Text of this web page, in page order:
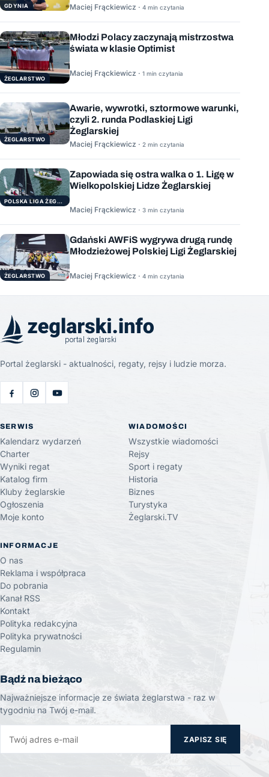
GDYNIA Maciej Frąckiewicz · 4 min czytania
ŻEGLARSTWO
Młodzi Polacy zaczynają mistrzostwa
świata w klasie Optimist
Maciej Frąckiewicz · 1 min czytania
ŻEGLARSTWO
Awarie, wywrotki, sztormowe warunki,
czyli 2. runda Podlaskiej Ligi
Żeglarskiej
Maciej Frąckiewicz · 2 min czytania
POLSKA LIGA ŻEGLARSKA
Zapowiada się ostra walka o 1. Ligę w
Wielkopolskiej Lidze Żeglarskiej
Maciej Frąckiewicz · 3 min czytania
ŻEGLARSTWO
Gdański AWFiS wygrywa drugą rundę
Młodzieżowej Polskiej Ligi Żeglarskiej
Maciej Frąckiewicz · 4 min czytania
Portal żeglarski - aktualności, regaty, rejsy i ludzie morza.
SERWIS
Kalendarz wydarzeń
Charter
Wyniki regat
Katalog firm
Kluby żeglarskie
Ogłoszenia
Moje konto
WIADOMOŚCI
Wszystkie wiadomości
Rejsy
Sport i regaty
Historia
Biznes
Turystyka
Żeglarski.TV
INFORMACJE
O nas
Reklama i współpraca
Do pobrania
Kanał RSS
Kontakt
Polityka redakcyjna
Polityka prywatności
Regulamin
Bądź na bieżąco
Najważniejsze informacje ze świata żeglarstwa - raz w
tygodniu na Twój e-mail.
ZAPISZ SIĘ